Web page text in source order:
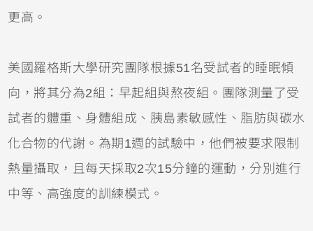
更高。
美國羅格斯大學研究團隊根據51名受試者的睡眠傾
向，將其分為2組：早起組與熬夜組。團隊測量了受
試者的體重、身體組成、胰島素敏感性、脂肪與碳水
化合物的代謝。為期1週的試驗中，他們被要求限制
熱量攝取，且每天採取2次15分鐘的運動，分別進行
中等、高強度的訓練模式。